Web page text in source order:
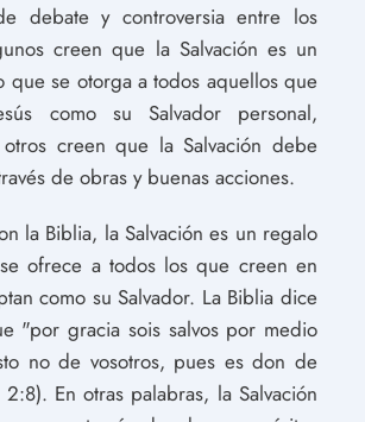
debate y controversia entre los
creen que la Salvación es un
que se otorga a todos aquellos que
como su Salvador personal,
creen que la Salvación debe
de obras y buenas acciones.
la Biblia, la Salvación es un regalo
ofrece a todos los que creen en
como su Salvador. La Biblia dice
"por gracia sois salvos por medio
no de vosotros, pues es don de
En otras palabras, la Salvación